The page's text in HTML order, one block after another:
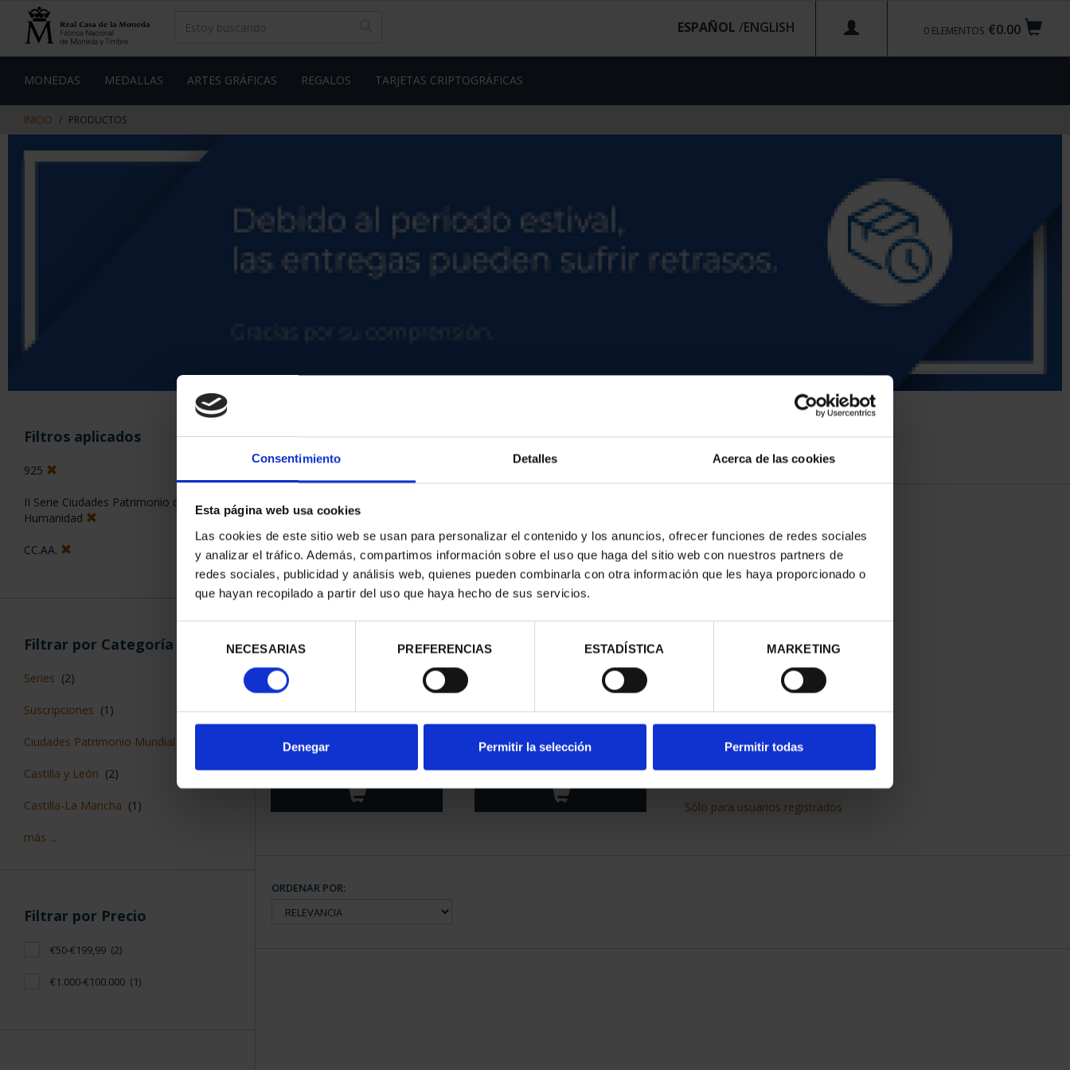
Consentimiento Detalles Acerca de las cookies
Esta página web usa cookies
Las cookies de este sitio web se usan para personalizar el contenido y los anuncios, ofrecer funciones de redes sociales
y analizar el tráfico. Además, compartimos información sobre el uso que haga del sitio web con nuestros partners de
redes sociales, publicidad y análisis web, quienes pueden combinarla con otra información que les haya proporcionado o
que hayan recopilado a partir del uso que haya hecho de sus servicios.
consentimiento
NECESARIAS PREFERENCIAS ESTADÍSTICA MARKETING
Denegar Permitir la selección Permitir todas
contenido
de
€0.00
0 ELEMENTOS
ESPAÑOL /
MONEDAS MEDALLAS ARTES GRÁFICAS REGALOS TARJETAS CRIPTOGRÁFICAS
INICIO PRODUCTOS
Filtros aplicados
925
II Serie Ciudades Patrimonio de la
Humanidad
CC.AA.
Filtrar por Categoría
Series (2)
Suscripciones (1)
Ciudades Patrimonio Mundial
Castilla y León (2)
Castilla-La Mancha (1)
más ...
Filtrar por Precio
€50-€199,99 (2)
€1.000-€100.000 (1)
3 Productos encontrados
CIUDADES PATRIMONIO II -
CIUDADES PATRIMONIO II -
SALAMANCA
73,00 €
SUSCRIPCIÓN CIUDADES
1.095,00 €
Sólo para usuarios registrados
ORDENAR POR: